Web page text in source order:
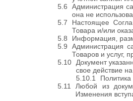
Администрация
она не
Настоящее
Товара и/или
Информация,
Администрация
Товаров и услуг,
Документ
свое действие
Любой из
Изменения